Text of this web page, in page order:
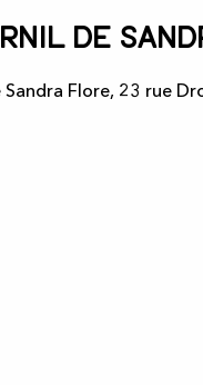
de
Sandra Flore, 23 rue